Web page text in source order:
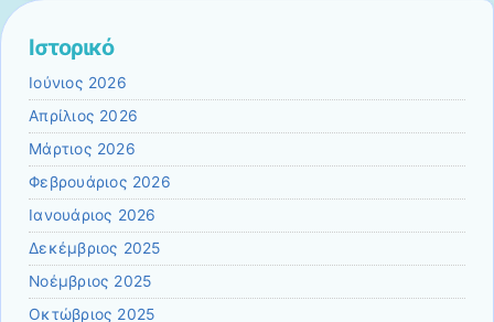
Ιστορικό
Ιούνιος 2026
Απρίλιος 2026
Μάρτιος 2026
Φεβρουάριος 2026
Ιανουάριος 2026
Δεκέμβριος 2025
Νοέμβριος 2025
Οκτώβριος 2025